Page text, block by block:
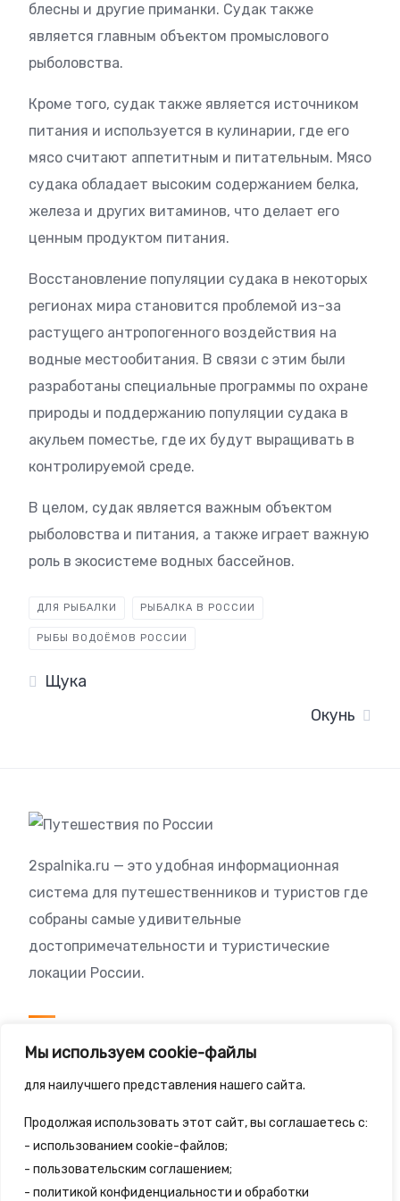
Мы используем cookie-файлы
для наилучшего представления нашего сайта.
Продолжая использовать этот сайт, вы соглашаетесь с:
- использованием cookie-файлов;
- пользовательским соглашением;
- политикой конфиденциальности и обработки
блесны и другие приманки. Судак также
является главным объектом промыслового
рыболовства.
Кроме того, судак также является источником
питания и используется в кулинарии, где его
мясо считают аппетитным и питательным. Мясо
судака обладает высоким содержанием белка,
железа и других витаминов, что делает его
ценным продуктом питания.
Восстановление популяции судака в некоторых
регионах мира становится проблемой из-за
растущего антропогенного воздействия на
водные местообитания. В связи с этим были
разработаны специальные программы по охране
природы и поддержанию популяции судака в
акульем поместье, где их будут выращивать в
контролируемой среде.
В целом, судак является важным объектом
рыболовства и питания, а также играет важную
роль в экосистеме водных бассейнов.
ДЛЯ РЫБАЛКИ РЫБАЛКА В РОССИИ
РЫБЫ ВОДОЁМОВ РОССИИ
Щука
Окунь
2spalnika.ru — это удобная информационная
система для путешественников и туристов где
собраны самые удивительные
достопримечательности и туристические
локации России.
© 2025 - 2spalnika.ru Все права защищены.